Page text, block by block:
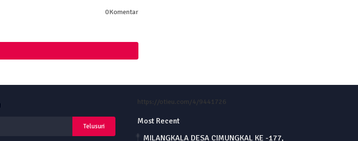
0Komentar
https://otieu.com/4/9441726
Most Recent
MILANGKALA DESA CIMUNGKAL KE -177,